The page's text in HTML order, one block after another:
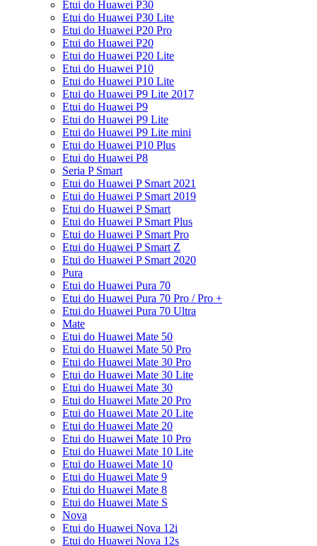
Etui do Huawei P30
Etui do Huawei P30 Lite
Etui do Huawei P20 Pro
Etui do Huawei P20
Etui do Huawei P20 Lite
Etui do Huawei P10
Etui do Huawei P10 Lite
Etui do Huawei P9 Lite 2017
Etui do Huawei P9
Etui do Huawei P9 Lite
Etui do Huawei P9 Lite mini
Etui do Huawei P10 Plus
Etui do Huawei P8
Seria P Smart
Etui do Huawei P Smart 2021
Etui do Huawei P Smart 2019
Etui do Huawei P Smart
Etui do Huawei P Smart Plus
Etui do Huawei P Smart Pro
Etui do Huawei P Smart Z
Etui do Huawei P Smart 2020
Pura
Etui do Huawei Pura 70
Etui do Huawei Pura 70 Pro / Pro +
Etui do Huawei Pura 70 Ultra
Mate
Etui do Huawei Mate 50
Etui do Huawei Mate 50 Pro
Etui do Huawei Mate 30 Pro
Etui do Huawei Mate 30 Lite
Etui do Huawei Mate 30
Etui do Huawei Mate 20 Pro
Etui do Huawei Mate 20 Lite
Etui do Huawei Mate 20
Etui do Huawei Mate 10 Pro
Etui do Huawei Mate 10 Lite
Etui do Huawei Mate 10
Etui do Huawei Mate 9
Etui do Huawei Mate 8
Etui do Huawei Mate S
Nova
Etui do Huawei Nova 12i
Etui do Huawei Nova 12s